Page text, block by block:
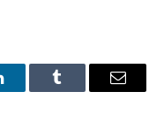
Tumblr
E-